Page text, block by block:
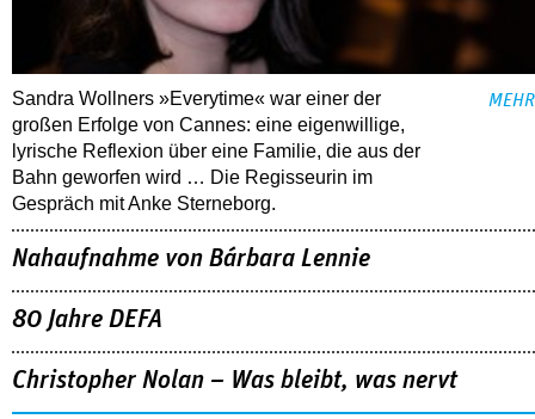
Sandra Wollners »Everytime« war einer der
großen Erfolge von Cannes: eine eigenwillige,
lyrische Reflexion über eine ­Familie, die aus der
Bahn geworfen wird … Die Regisseurin im
Gespräch mit Anke Sterneborg.
MEHR
Nahaufnahme von Bárbara Lennie
80 Jahre DEFA
Christopher Nolan – Was bleibt, was nervt